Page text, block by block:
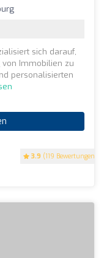
3.9 (119 Bewertungen)
sich darauf,
von Immobilien zu
personalisierten